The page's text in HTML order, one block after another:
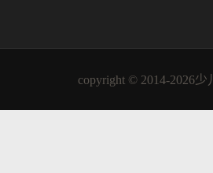
copyright © 2014-2026